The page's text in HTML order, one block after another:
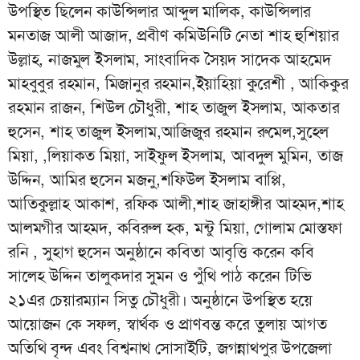
উপস্থিত ছিলেন কাউন্সিলার আব্দুল মালিক, কাউন্সিলার
মনতাজ আলী আজাদ, প্রবীণ কমিউনিটি নেতা শাহ হুশিয়ার
উল্লাহ, নাজমুল ইসলাম, সাংবাদিক সৈয়দ সাদেক আহমেদ
মাহবুবুর রহমান, মিজানুর রহমান,ইয়াহিয়া কুরেশী , আকিকুর
রহমান রাজন, শিউল চৌধুরী, শাহ তাজুল ইসলাম, আকতার
হুসেন, শাহ তাজুল ইসলাম,আজিজুর রহমান রুমেল,সুহেল
মিয়া, ,লিয়াকত মিয়া, সাইফুল ইসলাম, আবদুল মুমিন, তাজ
উদ্দিন, আমির হুসেন মজনু,শফিউল ইসলাম বাপ্পি,
আতিকুল্লাহ আকাশ, রফিক আলী,শাহ জাহাঙ্গীর আহমদ,শাহ
আলমগীর আহমদ, কবিরুল হক, মন্টু মিয়া, গোলাম মোস্তফা
রনি , সুহাগ হুসেন অনুষ্ঠানে কবিতা আবৃত্তি করেন কবি
সালেহ উদ্দিন তালুকদার সুমন ও পুঁথি পাঠ করেন টিভি
২১এর চেয়ারম্যান সিতু চৌধুরী। অনুষ্ঠানে উপস্থিত হয়ে
আয়োজন কে সফল, স্বার্থক ও প্রাণবন্ত করে তুলায় আগত
অতিথি বৃন্দ এবং বিশ্বনাথ সোসাইটি, জগন্নাথপুর উপজেলা